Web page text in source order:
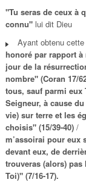
"Tu seras de ceux à
connu"lui dit Dieu
Ayant obtenu
honoré par rapport
jour de la
nombre" (Coran 17/
tous, sauf parmi eux
Seigneur, à cause
vie) sur terre et les
choisis" (15/39-40)/
m’assoirai pour eux
devant eux, de
trouveras (alors) pas
Toi)" (7/16-17).